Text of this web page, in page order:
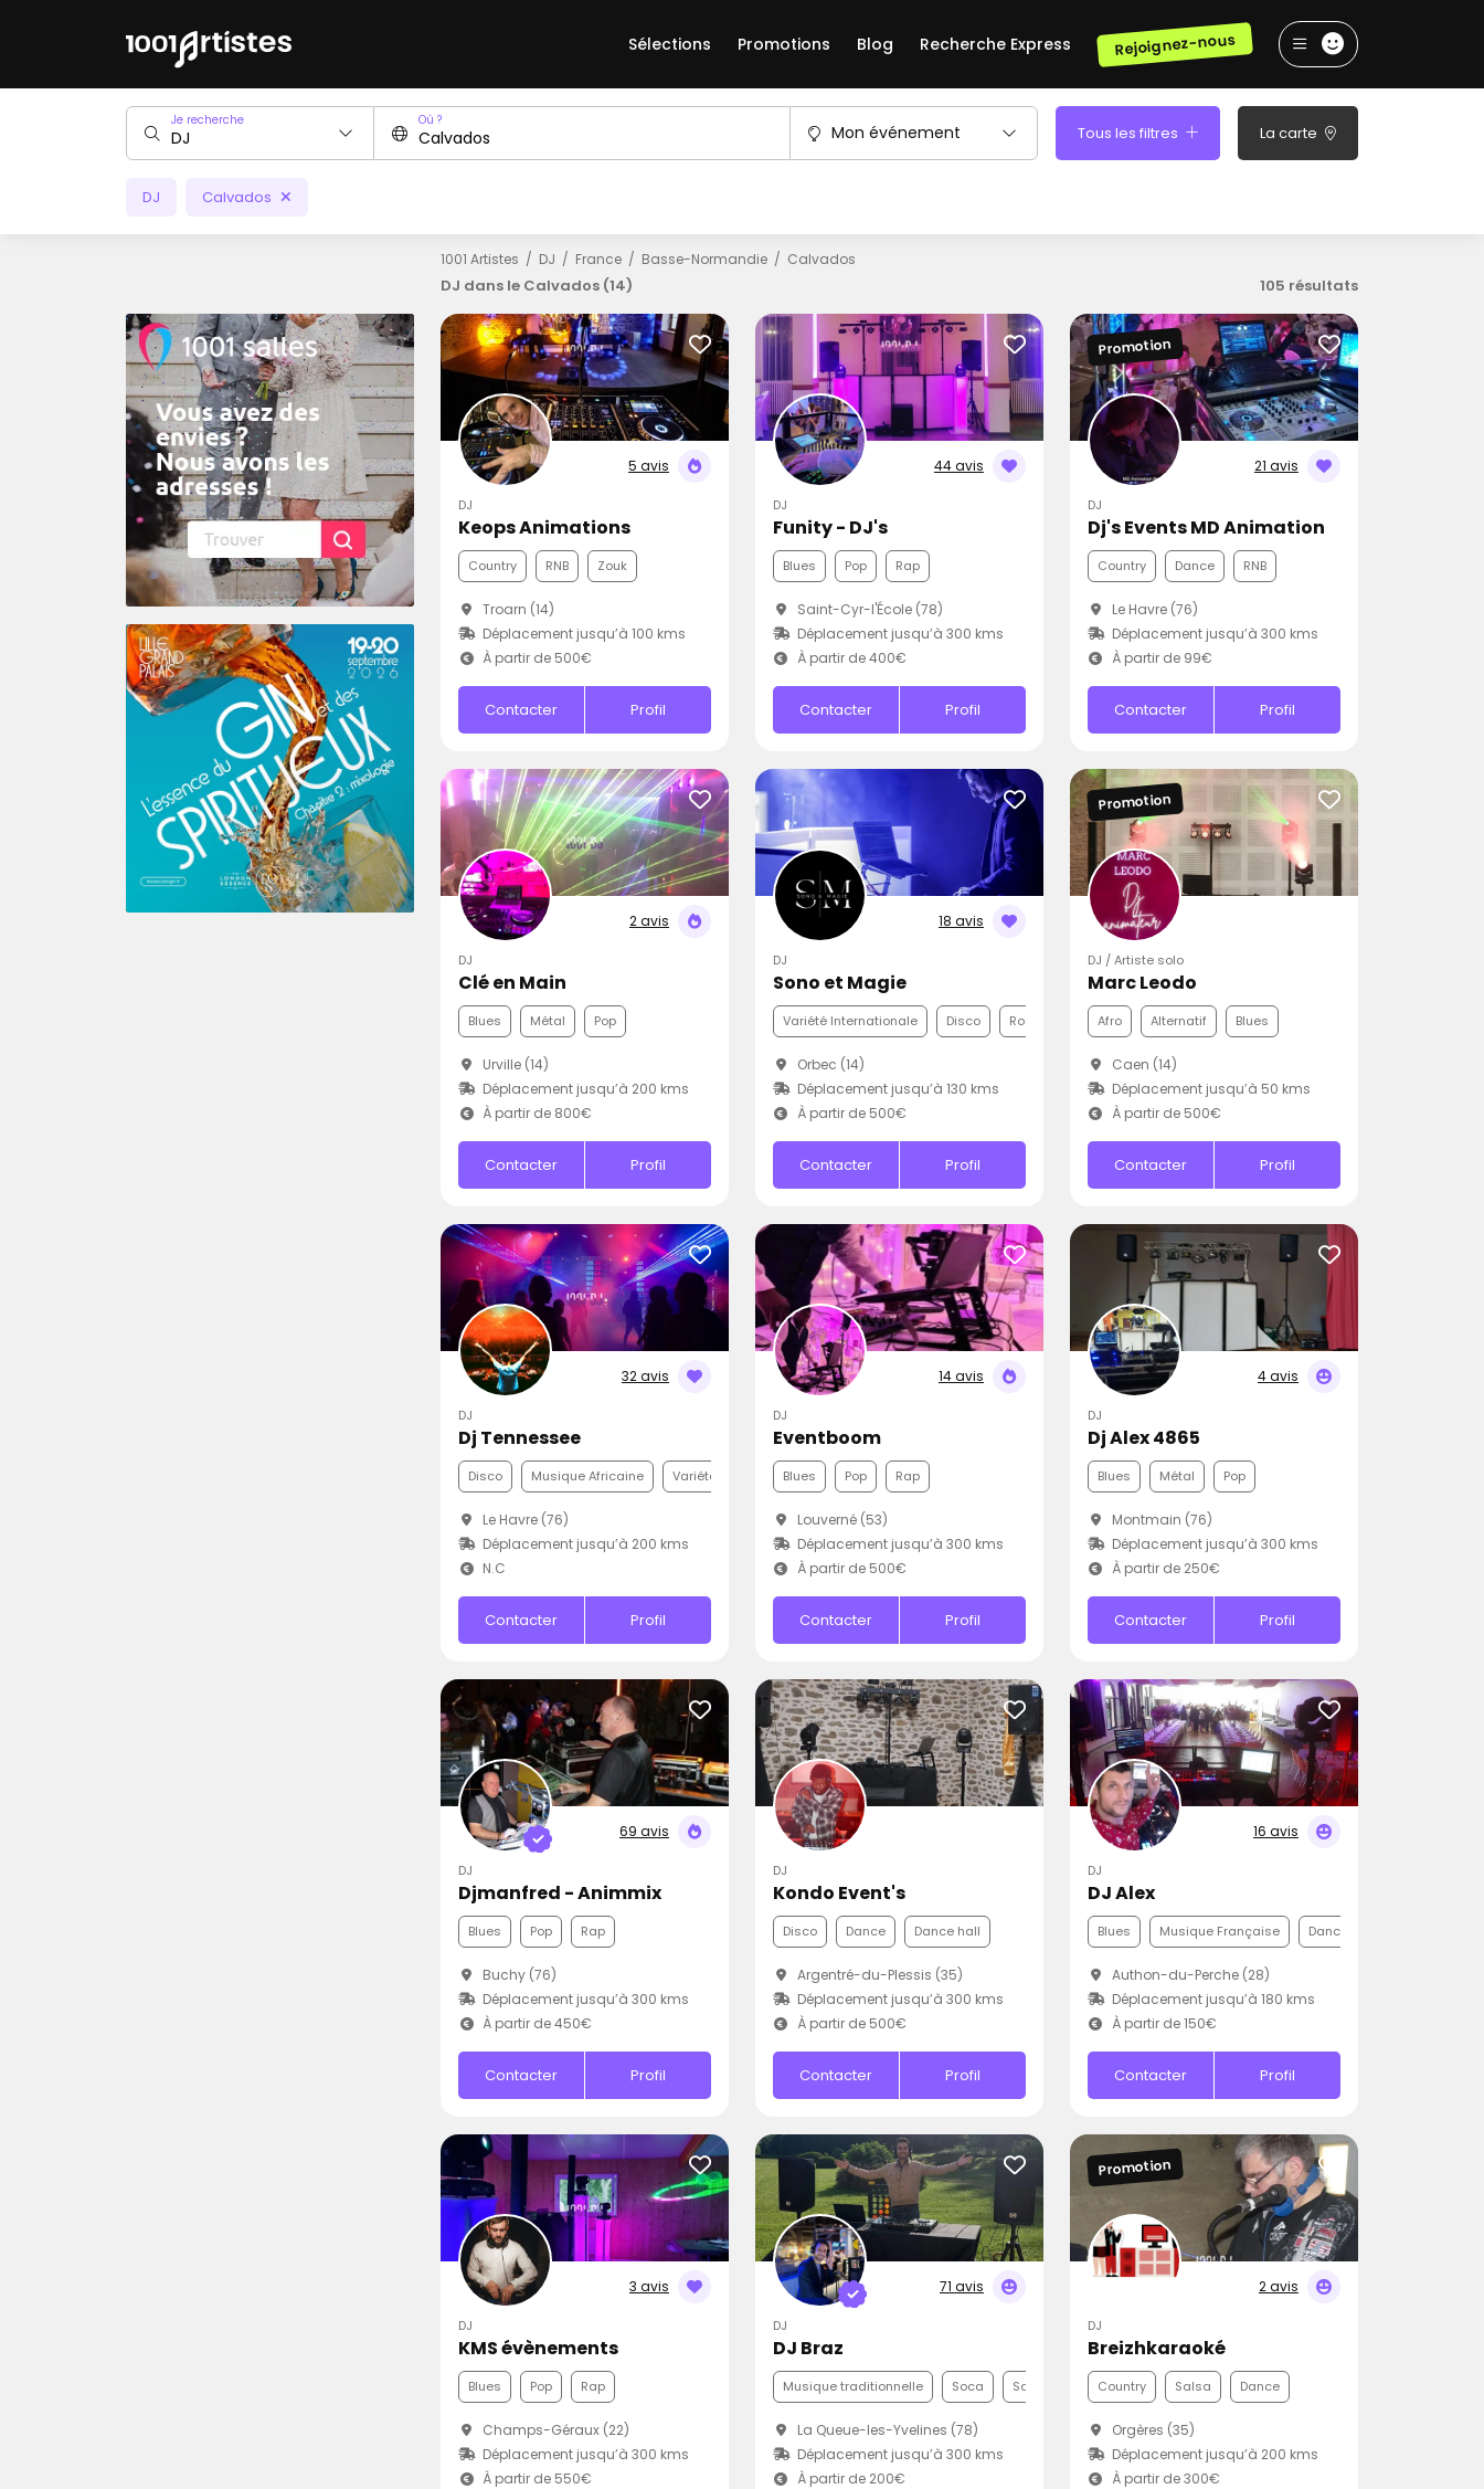
Sélections Promotions Blog Recherche Express Rejoignez-nous
Je recherche Où ?
Mon événement Tous les filtres La carte
DJ Calvados
1001 Artistes DJ France Basse-Normandie Calvados
DJ dans le Calvados (14) 105 résultats
5 avis
DJ
Keops Animations
Country RNB Zouk
Troarn (14)
Déplacement jusqu’à 100 kms
À partir de 500€
Contacter Profil
44 avis
DJ
Funity - DJ's
Blues Pop Rap
Saint-Cyr-l'École (78)
Déplacement jusqu’à 300 kms
À partir de 400€
Contacter Profil
21 avis
Promotion
DJ
Dj's Events MD Animation
Country Dance RNB
Le Havre (76)
Déplacement jusqu’à 300 kms
À partir de 99€
Contacter Profil
2 avis
DJ
Clé en Main
Blues Métal Pop
Urville (14)
Déplacement jusqu’à 200 kms
À partir de 800€
Contacter Profil
18 avis
DJ
Sono et Magie
Variété Internationale Disco Rock
Orbec (14)
Déplacement jusqu’à 130 kms
À partir de 500€
Contacter Profil
Promotion
DJ / Artiste solo
Marc Leodo
Afro Alternatif Blues
Caen (14)
Déplacement jusqu’à 50 kms
À partir de 500€
Contacter Profil
32 avis
DJ
Dj Tennessee
Disco Musique Africaine Variété Internationale
Le Havre (76)
Déplacement jusqu’à 200 kms
N.C
Contacter Profil
14 avis
DJ
Eventboom
Blues Pop Rap
Louverné (53)
Déplacement jusqu’à 300 kms
À partir de 500€
Contacter Profil
4 avis
DJ
Dj Alex 4865
Blues Métal Pop
Montmain (76)
Déplacement jusqu’à 300 kms
À partir de 250€
Contacter Profil
69 avis
DJ
Djmanfred - Animmix
Blues Pop Rap
Buchy (76)
Déplacement jusqu’à 300 kms
À partir de 450€
Contacter Profil
DJ
Kondo Event's
Disco Dance Dance hall
Argentré-du-Plessis (35)
Déplacement jusqu’à 300 kms
À partir de 500€
Contacter Profil
16 avis
DJ
DJ Alex
Blues Musique Française Dance
Authon-du-Perche (28)
Déplacement jusqu’à 180 kms
À partir de 150€
Contacter Profil
3 avis
DJ
KMS évènements
Blues Pop Rap
Champs-Géraux (22)
Déplacement jusqu’à 300 kms
À partir de 550€
71 avis
DJ
DJ Braz
Musique traditionnelle Soca Samba
La Queue-les-Yvelines (78)
Déplacement jusqu’à 300 kms
À partir de 200€
2 avis
Promotion
DJ
Breizhkaraoké
Country Salsa Dance
Orgères (35)
Déplacement jusqu’à 200 kms
À partir de 300€